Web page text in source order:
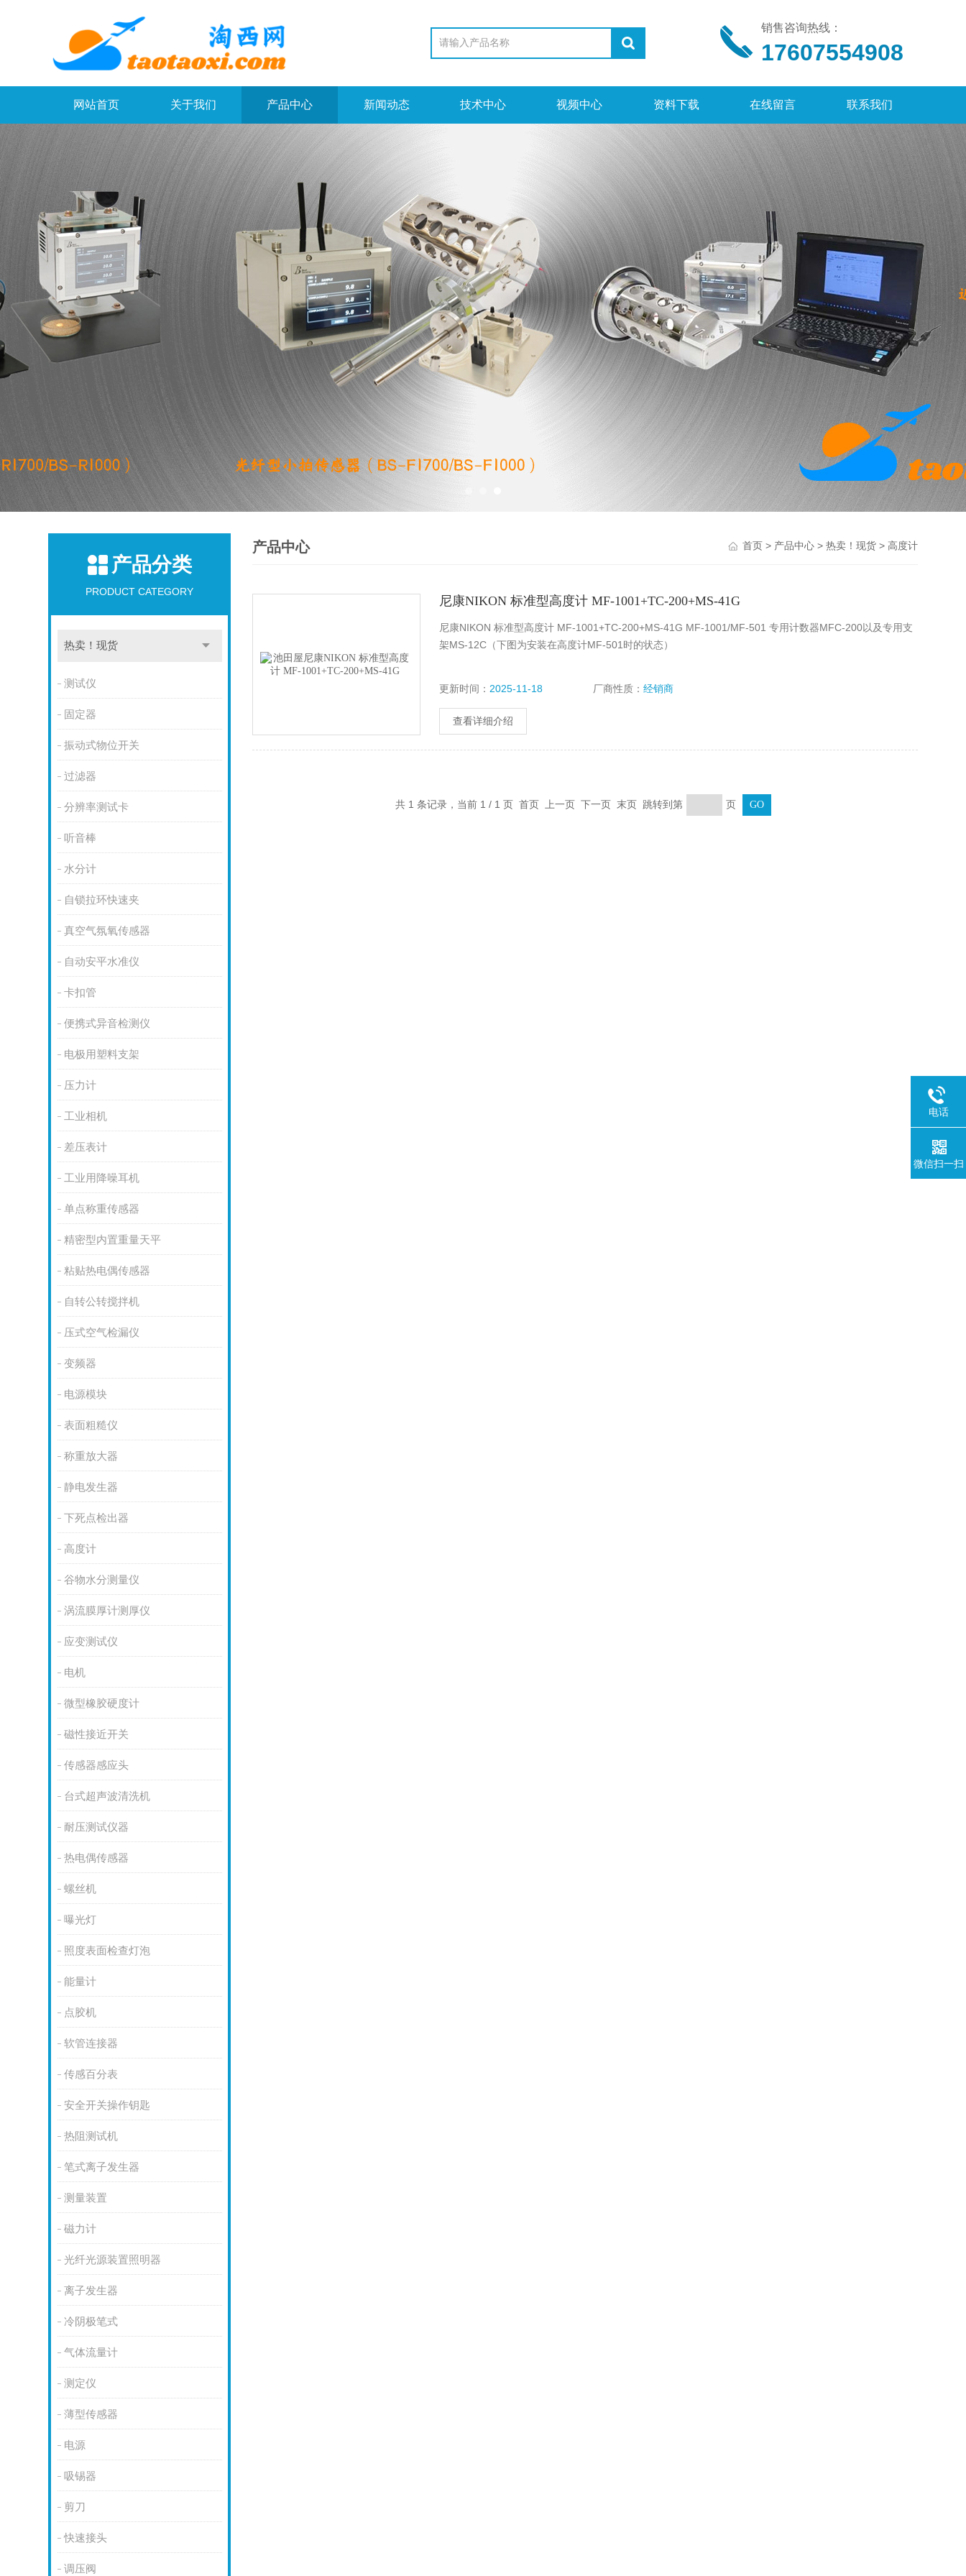
销售咨询热线：
17607554908
网站首页 关于我们 产品中心 新闻动态 技术中心 视频中心 资料下载 在线留言 联系我们
产品分类
PRODUCT CATEGORY
热卖！现货
测试仪
固定器
振动式物位开关
过滤器
分辨率测试卡
听音棒
水分计
自锁拉环快速夹
真空气氛氧传感器
自动安平水准仪
卡扣管
便携式异音检测仪
电极用塑料支架
压力计
工业相机
差压表计
工业用降噪耳机
单点称重传感器
精密型内置重量天平
粘贴热电偶传感器
自转公转搅拌机
压式空气检漏仪
变频器
电源模块
表面粗糙仪
称重放大器
静电发生器
下死点检出器
高度计
谷物水分测量仪
涡流膜厚计测厚仪
应变测试仪
电机
微型橡胶硬度计
磁性接近开关
传感器感应头
台式超声波清洗机
耐压测试仪器
热电偶传感器
螺丝机
曝光灯
照度表面检查灯泡
能量计
点胶机
软管连接器
传感百分表
安全开关操作钥匙
热阻测试机
笔式离子发生器
测量装置
磁力计
光纤光源装置照明器
离子发生器
冷阴极笔式
气体流量计
测定仪
薄型传感器
电源
吸锡器
剪刀
快速接头
调压阀
产品中心 首页> 产品中心> 热卖！现货> 高度计
尼康NIKON 标准型高度计 MF-1001+TC-200+MS-41G
尼康NIKON 标准型高度计 MF-1001+TC-200+MS-41G MF-1001/MF-501 专用计数器MFC-200以及专用支
架MS-12C（下图为安装在高度计MF-501时的状态）
更新时间： 2025-11-18 厂商性质：经销商
查看详细介绍
共 1 条记录，当前 1 / 1 页 首页 上一页 下一页 末页 跳转到第 页
电话
微信扫一扫